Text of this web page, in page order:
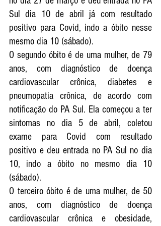
Sul dia 10 de abril já com resultado
positivo para Covid, indo a óbito nesse
mesmo dia 10 (sábado).
O segundo óbito é de uma mulher, de 79
anos, com diagnóstico de doença
cardiovascular crônica, diabetes e
pneumopatia crônica, de acordo com
notificação do PA Sul. Ela começou a ter
sintomas no dia 5 de abril, coletou
exame para Covid com resultado
positivo e deu entrada no PA Sul no dia
10, indo a óbito no mesmo dia 10
(sábado).
O terceiro óbito é de uma mulher, de 50
anos, com diagnóstico de doença
cardiovascular crônica e obesidade,